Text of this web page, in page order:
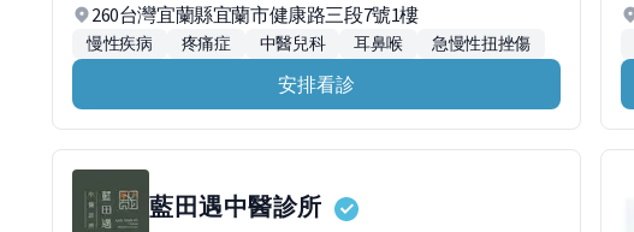
260台灣宜蘭縣宜蘭市健康路三段7號1樓
慢性疾病 疼痛症 中醫兒科 耳鼻喉 急慢性扭挫傷
安排看診
藍田遇中醫診所